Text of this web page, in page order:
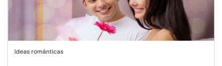
Ideas románticas